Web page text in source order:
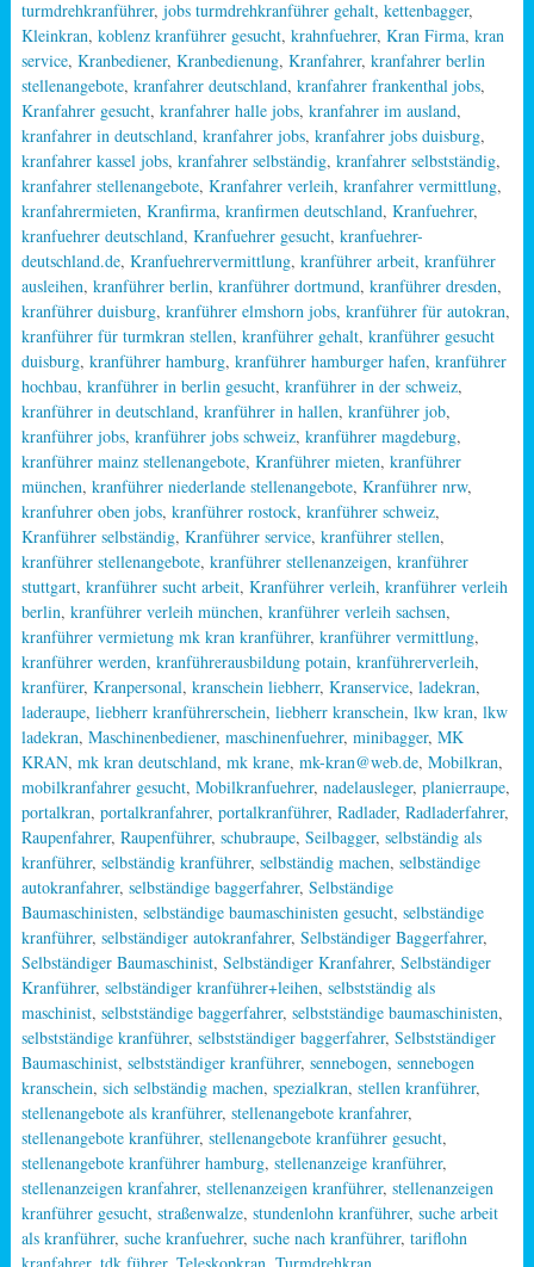
turmdrehkranführer, jobs turmdrehkranführer gehalt, kettenbagger,
Kleinkran, koblenz kranführer gesucht, krahnfuehrer, Kran Firma, kran
service, Kranbediener, Kranbedienung, Kranfahrer, kranfahrer berlin
stellenangebote, kranfahrer deutschland, kranfahrer frankenthal jobs,
Kranfahrer gesucht, kranfahrer halle jobs, kranfahrer im ausland,
kranfahrer in deutschland, kranfahrer jobs, kranfahrer jobs duisburg,
kranfahrer kassel jobs, kranfahrer selbständig, kranfahrer selbstständig,
kranfahrer stellenangebote, Kranfahrer verleih, kranfahrer vermittlung,
kranfahrermieten, Kranfirma, kranfirmen deutschland, Kranfuehrer,
kranfuehrer deutschland, Kranfuehrer gesucht, kranfuehrer-
deutschland.de, Kranfuehrervermittlung, kranführer arbeit, kranführer
ausleihen, kranführer berlin, kranführer dortmund, kranführer dresden,
kranführer duisburg, kranführer elmshorn jobs, kranführer für autokran,
kranführer für turmkran stellen, kranführer gehalt, kranführer gesucht
duisburg, kranführer hamburg, kranführer hamburger hafen, kranführer
hochbau, kranführer in berlin gesucht, kranführer in der schweiz,
kranführer in deutschland, kranführer in hallen, kranführer job,
kranführer jobs, kranführer jobs schweiz, kranführer magdeburg,
kranführer mainz stellenangebote, Kranführer mieten, kranführer
münchen, kranführer niederlande stellenangebote, Kranführer nrw,
kranfuhrer oben jobs, kranführer rostock, kranführer schweiz,
Kranführer selbständig, Kranführer service, kranführer stellen,
kranführer stellenangebote, kranführer stellenanzeigen, kranführer
stuttgart, kranführer sucht arbeit, Kranführer verleih, kranführer verleih
berlin, kranführer verleih münchen, kranführer verleih sachsen,
kranführer vermietung mk kran kranführer, kranführer vermittlung,
kranführer werden, kranführerausbildung potain, kranführerverleih,
kranfürer, Kranpersonal, kranschein liebherr, Kranservice, ladekran,
laderaupe, liebherr kranführerschein, liebherr kranschein, lkw kran, lkw
ladekran, Maschinenbediener, maschinenfuehrer, minibagger, MK
KRAN, mk kran deutschland, mk krane, mk-kran@web.de, Mobilkran,
mobilkranfahrer gesucht, Mobilkranfuehrer, nadelausleger, planierraupe,
portalkran, portalkranfahrer, portalkranführer, Radlader, Radladerfahrer,
Raupenfahrer, Raupenführer, schubraupe, Seilbagger, selbständig als
kranführer, selbständig kranführer, selbständig machen, selbständige
autokranfahrer, selbständige baggerfahrer, Selbständige
Baumaschinisten, selbständige baumaschinisten gesucht, selbständige
kranführer, selbständiger autokranfahrer, Selbständiger Baggerfahrer,
Selbständiger Baumaschinist, Selbständiger Kranfahrer, Selbständiger
Kranführer, selbständiger kranführer+leihen, selbstständig als
maschinist, selbstständige baggerfahrer, selbstständige baumaschinisten,
selbstständige kranführer, selbstständiger baggerfahrer, Selbstständiger
Baumaschinist, selbstständiger kranführer, sennebogen, sennebogen
kranschein, sich selbständig machen, spezialkran, stellen kranführer,
stellenangebote als kranführer, stellenangebote kranfahrer,
stellenangebote kranführer, stellenangebote kranführer gesucht,
stellenangebote kranführer hamburg, stellenanzeige kranführer,
stellenanzeigen kranfahrer, stellenanzeigen kranführer, stellenanzeigen
kranführer gesucht, straßenwalze, stundenlohn kranführer, suche arbeit
als kranführer, suche kranfuehrer, suche nach kranführer, tariflohn